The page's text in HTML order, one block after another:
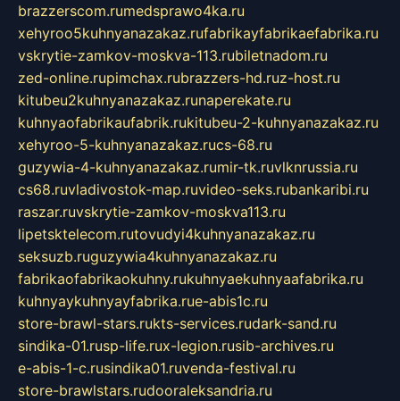
brazzerscom.rumedsprawo4ka.ru
xehyroo5kuhnyanazakaz.rufabrikayfabrikaefabrika.ru
vskrytie-zamkov-moskva-113.rubiletnadom.ru
zed-online.rupimchax.rubrazzers-hd.ruz-host.ru
kitubeu2kuhnyanazakaz.runaperekate.ru
kuhnyaofabrikaufabrik.rukitubeu-2-kuhnyanazakaz.ru
xehyroo-5-kuhnyanazakaz.rucs-68.ru
guzywia-4-kuhnyanazakaz.rumir-tk.ruvlknrussia.ru
cs68.ruvladivostok-map.ruvideo-seks.rubankaribi.ru
raszar.ruvskrytie-zamkov-moskva113.ru
lipetsktelecom.rutovudyi4kuhnyanazakaz.ru
seksuzb.ruguzywia4kuhnyanazakaz.ru
fabrikaofabrikaokuhny.rukuhnyaekuhnyaafabrika.ru
kuhnyaykuhnyayfabrika.rue-abis1c.ru
store-brawl-stars.rukts-services.rudark-sand.ru
sindika-01.rusp-life.rux-legion.rusib-archives.ru
e-abis-1-c.rusindika01.ruvenda-festival.ru
store-brawlstars.rudooraleksandria.ru